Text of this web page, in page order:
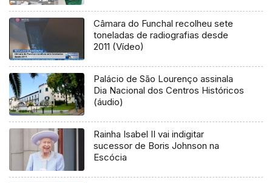
Câmara do Funchal recolheu sete
toneladas de radiografias desde
2011 (Vídeo)
Palácio de São Lourenço assinala
Dia Nacional dos Centros Históricos
(áudio)
Rainha Isabel II vai indigitar
sucessor de Boris Johnson na
Escócia